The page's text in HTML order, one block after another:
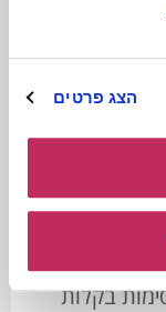
הצג פרטים
בקלות